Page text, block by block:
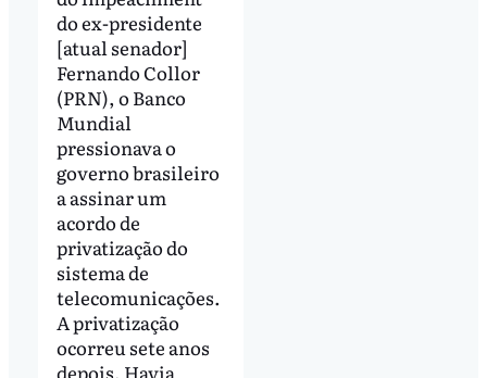
do ex-presidente
[atual senador]
Fernando Collor
(PRN), o Banco
Mundial
pressionava o
governo brasileiro
a assinar um
acordo de
privatização do
sistema de
telecomunicações.
A privatização
ocorreu sete anos
depois. Havia